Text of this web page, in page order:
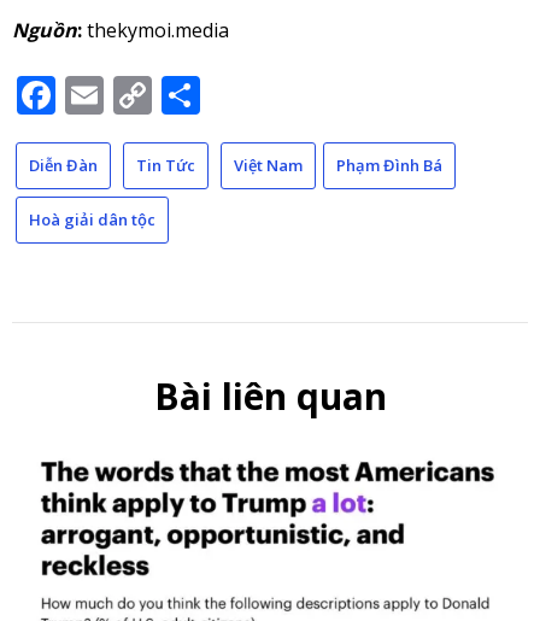
Nguồn:thekymoi.media
Facebook
Email
Copy
Link
Diễn Đàn Tin Tức Việt Nam Phạm Đình Bá
Hoà giải dân tộc
Bài liên quan